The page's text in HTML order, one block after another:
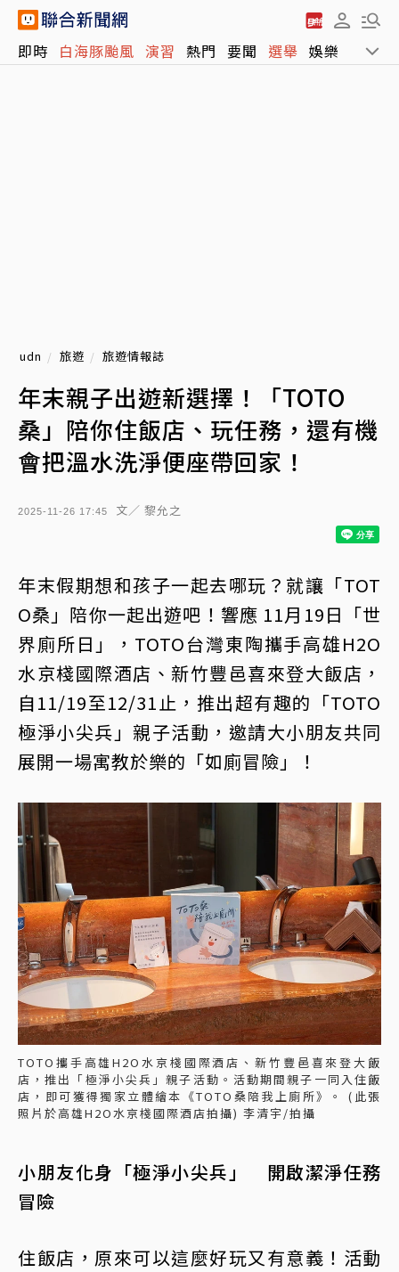
即時 白海豚颱風 演習 熱門 要聞 選舉 娛樂 運動
udn 旅遊 旅遊情報誌
年末親子出遊新選擇！「TOTO
桑」陪你住飯店、玩任務，還有機
會把溫水洗淨便座帶回家！
2025-11-26 17:45 文／ 黎允之
年末假期想和孩子一起去哪玩？就讓「TOT
O桑」陪你一起出遊吧！響應 11月19日「世
界廁所日」，TOTO台灣東陶攜手高雄H2O
水京棧國際酒店、新竹豐邑喜來登大飯店，
自11/19至12/31止，推出超有趣的「TOTO
極淨小尖兵」親子活動，邀請大小朋友共同
展開一場寓教於樂的「如廁冒險」！
TOTO攜手高雄H2O水京棧國際酒店、新竹豐邑喜來登大飯
店，推出「極淨小尖兵」親子活動。活動期間親子一同入住飯
店，即可獲得獨家立體繪本《TOTO桑陪我上廁所》。 (此張
照片於高雄H2O水京棧國際酒店拍攝) 李清宇/拍攝
小朋友化身「極淨小尖兵」 開啟潔淨任務
冒險
住飯店，原來可以這麼好玩又有意義！活動